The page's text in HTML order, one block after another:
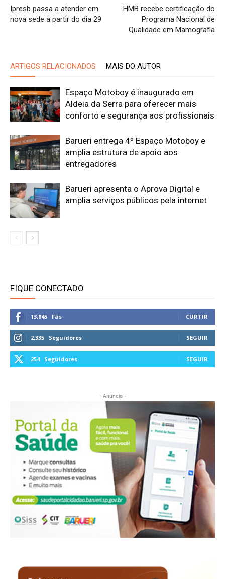
Ipresb passa a atender em
nova sede a partir do dia 29
HMB recebe certificação do
Programa Nacional de
Qualidade em Mamografia
ARTIGOS RELACIONADOS MAIS DO AUTOR
Espaço Motoboy é inaugurado em
Aldeia da Serra para oferecer mais
conforto e segurança aos profissionais
Barueri entrega 4º Espaço Motoboy e
amplia estrutura de apoio aos
entregadores
Barueri apresenta o Aprova Digital e
amplia serviços públicos pela internet
FIQUE CONECTADO
13,845 Fãs CURTIR
2,335 Seguidores SEGUIR
254 Seguidores SEGUIR
- Anúncio -